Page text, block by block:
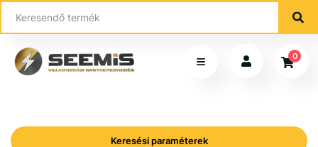
0
Keresési paraméterek